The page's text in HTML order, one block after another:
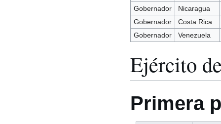
Gobernador
Nicaragua
Gobernador
Costa Rica
Gobernador
Venezuela
Ejército
Primera